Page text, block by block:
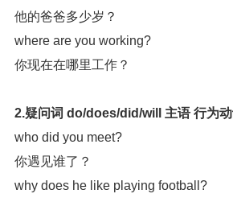
他的爸爸多少岁？
where are you working?
你现在在哪里工作？
2.疑问词 do/does/did/will 主语 行为动
who did you meet?
你遇见谁了？
why does he like playing football?